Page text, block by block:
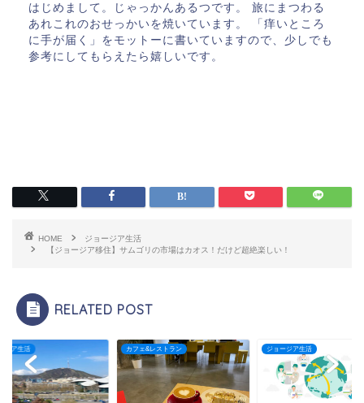
はじめまして。じゃっかんあるつです。 旅にまつわる
あれこれのおせっかいを焼いています。 「痒いところ
に手が届く」をモットーに書いていますので、少しでも
参考にしてもらえたら嬉しいです。
HOME
ジョージア生活
【ジョージア移住】サムゴリの市場はカオス！だけど超絶楽しい！
RELATED POST
&レストラン ジョージア生活 ジョージア生活